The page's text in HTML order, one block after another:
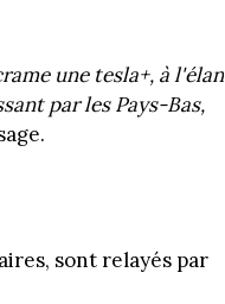
une tesla+, à l'élan
par les Pays-Bas,
sont relayés par